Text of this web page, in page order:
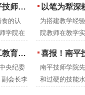
兴城·圆
列特色
识讲座
的认
学院在
以笔为犁深耕教改沃土 匠
为搭建教学经
院教师在教学
学院教研室组
编工作。历时
成册推广交流。
调研指导
央纪委
会长李
喜报！南平技师
南平技师学院
和过硬的技能